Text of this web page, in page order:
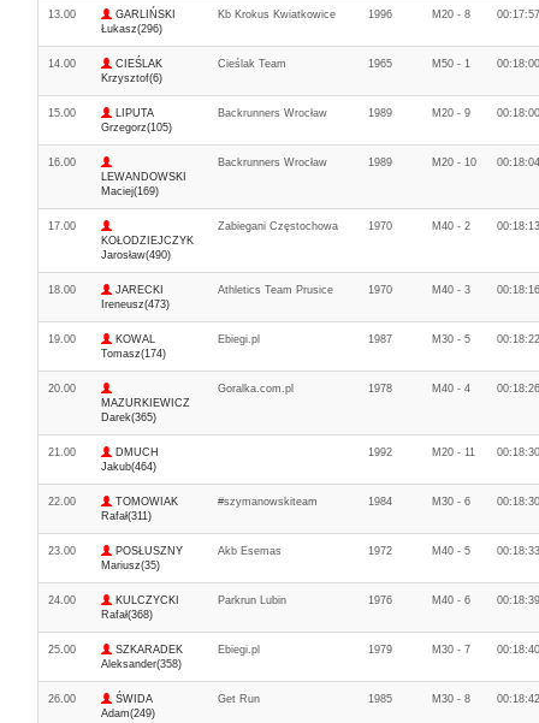
13.00
GARLIŃSKI
Łukasz(296)
Kb Krokus Kwiatkowice 1996 M20 - 8 00:17:57
14.00
CIEŚLAK
Krzysztof(6)
Cieślak Team 1965 M50 - 1 00:18:00
15.00
LIPUTA
Grzegorz(105)
Backrunners Wrocław 1989 M20 - 9 00:18:00
16.00
LEWANDOWSKI
Maciej(169)
Backrunners Wrocław 1989 M20 - 10 00:18:04
17.00
KOŁODZIEJCZYK
Jarosław(490)
Zabiegani Częstochowa 1970 M40 - 2 00:18:13
18.00
JARECKI
Ireneusz(473)
Athletics Team Prusice 1970 M40 - 3 00:18:16
19.00
KOWAL
Tomasz(174)
Ebiegi.pl 1987 M30 - 5 00:18:22
20.00
MAZURKIEWICZ
Darek(365)
Goralka.com.pl 1978 M40 - 4 00:18:26
21.00
DMUCH
Jakub(464)
1992 M20 - 11 00:18:30
22.00
TOMOWIAK
Rafał(311)
#szymanowskiteam 1984 M30 - 6 00:18:30
23.00
POSŁUSZNY
Mariusz(35)
Akb Esemas 1972 M40 - 5 00:18:33
24.00
KULCZYCKI
Rafał(368)
Parkrun Lubin 1976 M40 - 6 00:18:39
25.00
SZKARADEK
Aleksander(358)
Ebiegi.pl 1979 M30 - 7 00:18:40
26.00
ŚWIDA
Adam(249)
Get Run 1985 M30 - 8 00:18:42